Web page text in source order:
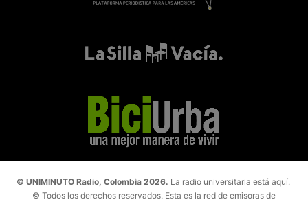
© UNIMINUTO Radio, Colombia 2026. La radio universitaria está aquí.
© Todos los derechos reservados. Esta es la red de emisoras de